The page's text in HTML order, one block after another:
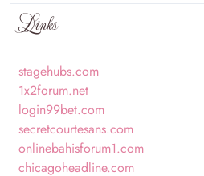
Links
stagehubs.com
1x2forum.net
login99bet.com
secretcourtesans.com
onlinebahisforum1.com
chicagoheadline.com